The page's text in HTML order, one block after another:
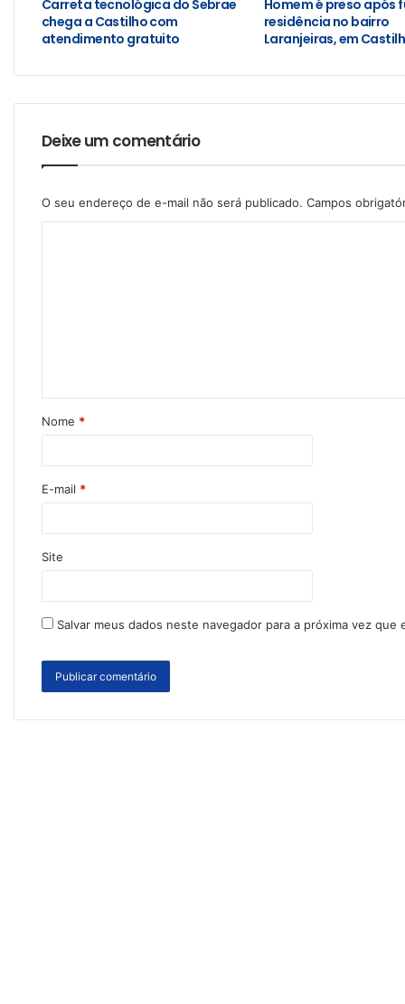
Carreta tecnológica do Sebrae
chega a Castilho com
atendimento gratuito
Homem é preso após
residência no bairro
Laranjeiras, em
Deixe um comentário
O seu endereço de e-mail não será publicado. Campos
Nome *
E-mail *
Site
Salvar meus dados neste navegador para a próxima vez que